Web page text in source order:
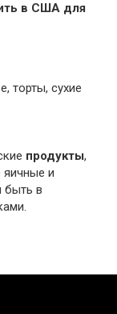
в США для
торты, сухие
продукты,
и
быть в